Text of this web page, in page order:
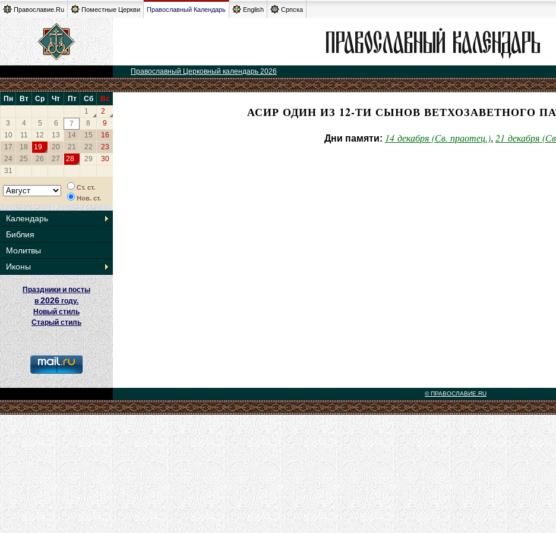
Православие.Ru Поместные Церкви Православный Календарь English Српска
Православный Церковный календарь 2026
Пн Вт Ср Чт Пт Сб
Вс
1
2
3
4 5 6 7 8
9
10
11 12 13 14 15
16
17
18 19 20 21 22
23
24
25 26 27 28 29
30
31
Ст. ст.
Нов. ст.
Календарь
Библия
Молитвы
Иконы
Праздники и посты
в2026 году.
Новый стиль
Старый стиль
АСИР ОДИН ИЗ 12-ТИ СЫНОВ ВЕТХОЗАВЕТНОГО
Дни памяти: 14 декабря (Св. праотец.), 21 декабря
© ПРАВОСЛАВИЕ.RU